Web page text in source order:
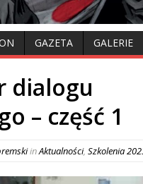
GAZETA GALERIE
dialogu
– część 1
inAktualności, Szkolenia